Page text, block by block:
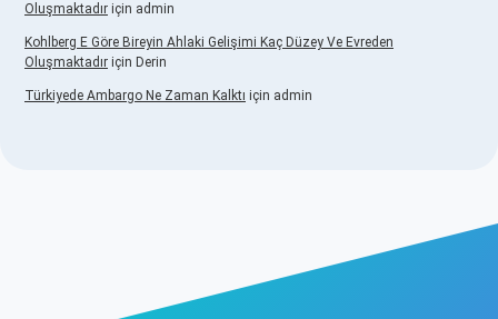
Oluşmaktadır için admin
Kohlberg E Göre Bireyin Ahlaki Gelişimi Kaç Düzey Ve Evreden
Oluşmaktadır için Derin
Türkiyede Ambargo Ne Zaman Kalktı için admin